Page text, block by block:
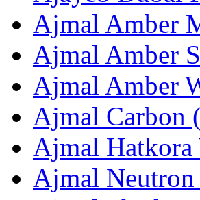
Ajmal Amber
Ajmal Amber
Ajmal Amber
Ajmal Carbon
Ajmal
Ajmal